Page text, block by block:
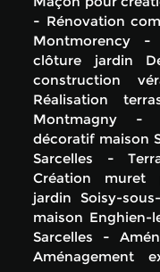
Rénovation
Montmorency
clôture jardin
construction
Réalisation
Montmagny
décoratif maison
Sarcelles
Création muret
jardin Soisy-
maison Enghien-
Sarcelles
Aménagement